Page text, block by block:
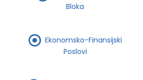
Bloka
Ekonomsko-Finansijski
Poslovi